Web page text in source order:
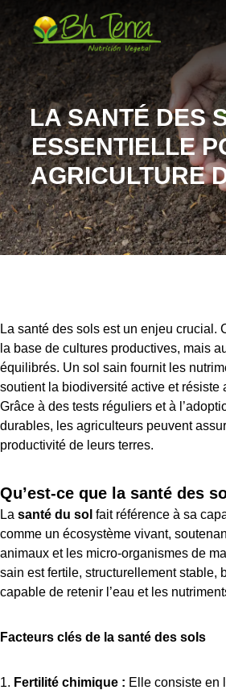
LA SANTÉ DES
ESSENTIELLE
AGRICULTURE
La santé des sols est un enjeu crucial.
la base de cultures productives, mais
équilibrés. Un sol sain fournit les
soutient la biodiversité active et résiste
Grâce à des tests réguliers et à
durables, les agriculteurs peuvent
productivité de leurs terres.
Qu’est-ce que la santé des
La santé du sol fait référence à sa
comme un écosystème vivant,
animaux et les micro-organismes de
sain est fertile, structurellement stable,
capable de retenir l’eau et les
Facteurs clés de la santé des sols
Fertilité chimique : Elle consiste en